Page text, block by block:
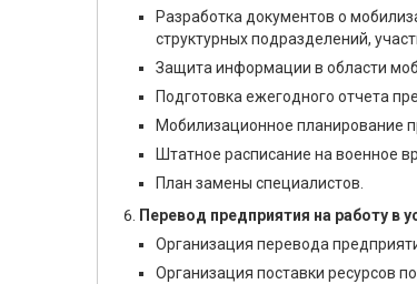
Разработка документов о
структурных подразделений,
Защита информации в области
Подготовка ежегодного отчета
Мобилизационное планирование
Штатное расписание на военное
План замены специалистов.
Перевод предприятия на работу в
Организация перевода
Организация поставки ресурсов